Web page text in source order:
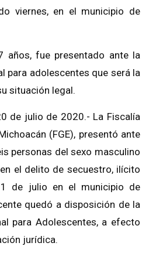
viernes, en el municipio de
años, fue presentado ante la
para adolescentes que será la
situación legal.
de julio de 2020.- La Fiscalía
(FGE), presentó ante
personas del sexo masculino
el delito de secuestro, ilícito
de julio en el municipio de
quedó a disposición de la
para Adolescentes, a efecto
jurídica.